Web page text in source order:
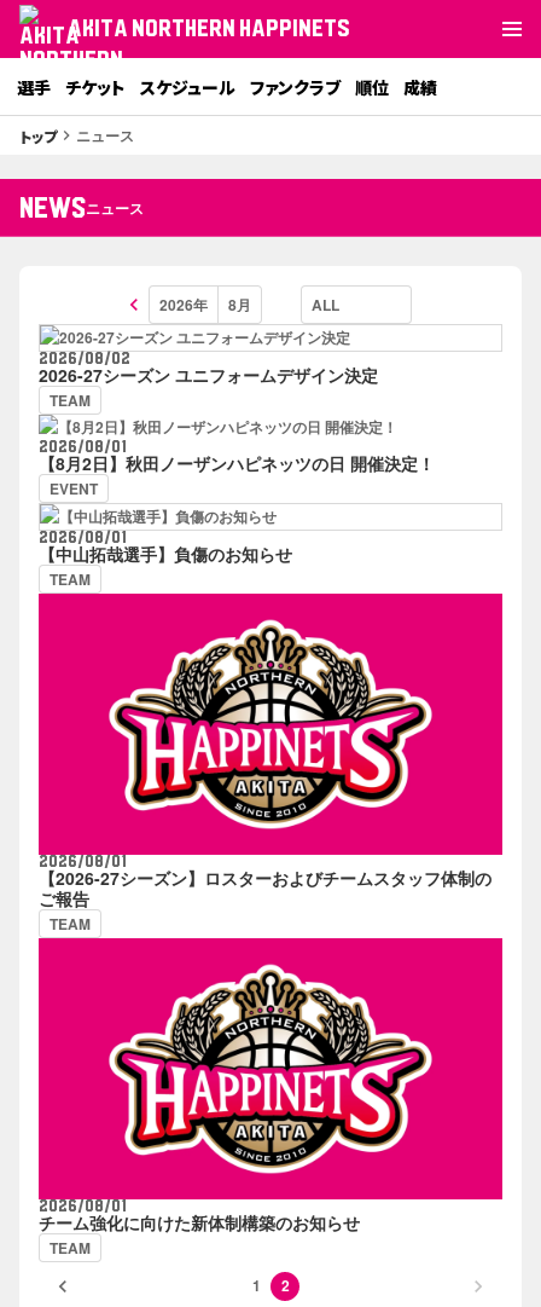
AKITA NORTHERN HAPPINETS
選手 チケット スケジュール ファンクラブ 順位 成績
トップkeyboard_arrow_right ニュース
NEWSニュース
keyboard_arrow_left
2026/08/02
2026-27シーズン ユニフォームデザイン決定
TEAM
2026/08/01
【8月2日】秋田ノーザンハピネッツの日 開催決定！
EVENT
2026/08/01
【中山拓哉選手】負傷のお知らせ
TEAM
2026/08/01
【2026-27シーズン】ロスターおよびチームスタッフ体制の
ご報告
TEAM
2026/08/01
チーム強化に向けた新体制構築のお知らせ
TEAM
keyboard_arrow_left 1 2 keyboard_arrow_right